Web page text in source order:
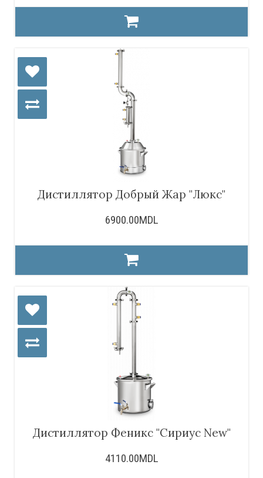
Дистиллятор Добрый Жар "Люкс"
6900.00MDL
Дистиллятор Феникс "Сириус New"
4110.00MDL